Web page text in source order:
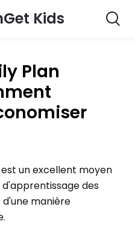
Kids
Plan
un excellent moyen
des
manière